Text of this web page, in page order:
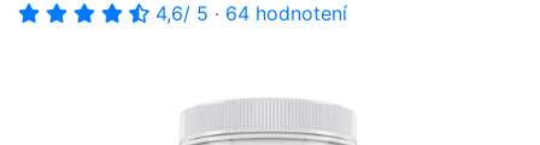
4,6/ 5 · 64 hodnotení